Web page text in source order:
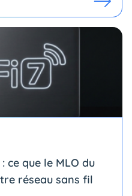
ce que le MLO du
réseau sans fil